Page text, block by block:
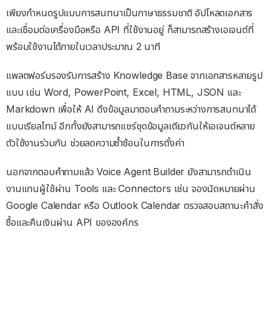
เพียงกำหนดรูปแบบการสนทนาเป็นภาษาธรรมชาติ อัปโหลดเอกสาร
และเชื่อมต่อเครื่องมือหรือ API ที่ใช้งานอยู่ ก็สามารถสร้างเอเจนต์ที่
พร้อมใช้งานได้ภายในเวลาประมาณ 2 นาที
แพลตฟอร์มรองรับการสร้าง Knowledge Base จากเอกสารหลายรูป
แบบ เช่น Word, PowerPoint, Excel, HTML, JSON และ
Markdown เพื่อให้ AI ดึงข้อมูลมาตอบคำถามระหว่างการสนทนาได้
แบบเรียลไทม์ อีกทั้งยังสามารถแชร์ชุดข้อมูลเดียวกันให้เอเจนต์หลาย
ตัวใช้งานร่วมกัน ช่วยลดความซ้ำซ้อนในการตั้งค่า
นอกจากตอบคำถามแล้ว Voice Agent Builder ยังสามารถดำเนิน
งานแทนผู้ใช้ผ่าน Tools และ Connectors เช่น จองนัดหมายผ่าน
Google Calendar หรือ Outlook Calendar ตรวจสอบสถานะคำสั่ง
ซื้อและคืนเงินผ่าน API ขององค์กร